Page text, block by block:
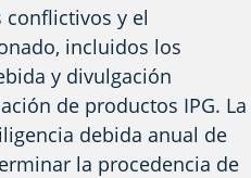
conflictivos y el
incluidos los
y divulgación
de productos IPG. La
debida anual de
la procedencia de